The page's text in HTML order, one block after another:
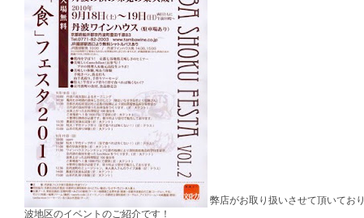
弊店がお取り扱いさせて頂いてお
波地区のイベントのご紹介です！